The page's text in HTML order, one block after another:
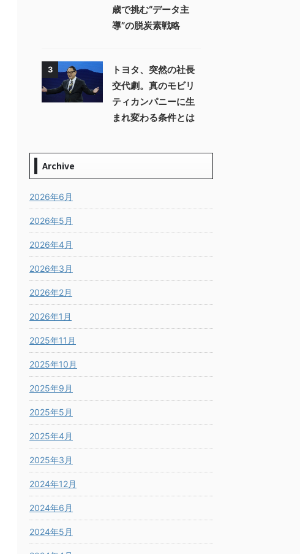
歳で挑む“データ主
導”の脱炭素戦略
3
トヨタ、突然の社長
交代劇。真のモビリ
ティカンパニーに生
まれ変わる条件とは
Archive
2026年6月
2026年5月
2026年4月
2026年3月
2026年2月
2026年1月
2025年11月
2025年10月
2025年9月
2025年5月
2025年4月
2025年3月
2024年12月
2024年6月
2024年5月